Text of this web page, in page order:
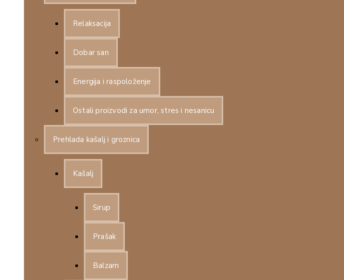
Relaksacija
Dobar san
Energija i raspoloženje
Ostali proizvodi za umor, stres i nesanicu
Prehlada kašalj i groznica
Kašalj
Sirup
Prašak
Balzam